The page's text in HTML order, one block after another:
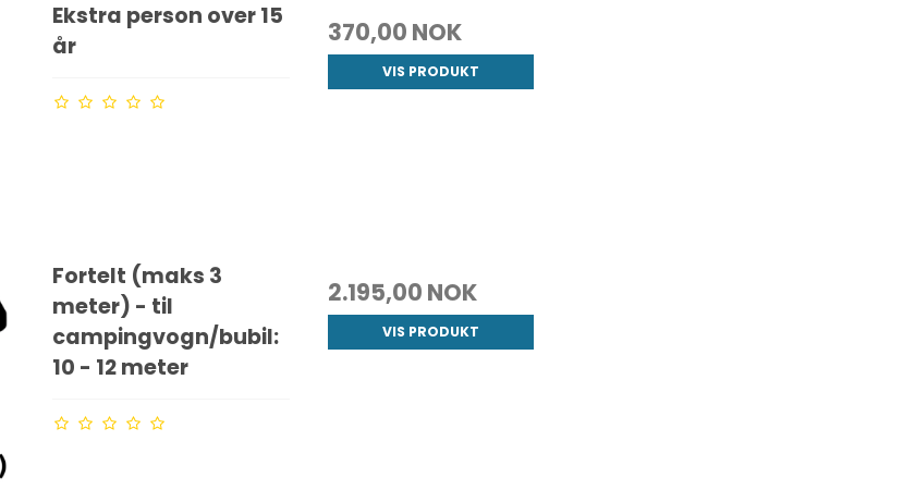
Ekstra person over 15
år
370,00 NOK
VIS PRODUKT
Fortelt (maks 3
meter) - til
campingvogn/bubil:
10 - 12 meter
2.195,00 NOK
VIS PRODUKT